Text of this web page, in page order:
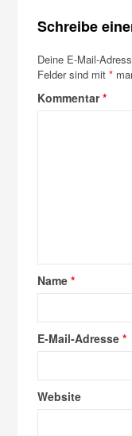
Schreibe
Deine E-Mail-
Felder sind mit*
Kommentar*
Name*
E-Mail-Adresse*
Website